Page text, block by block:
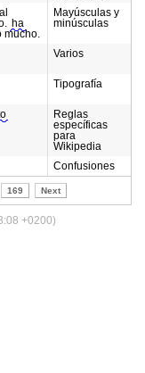
ha
mucho.
Mayúsculas y
minúsculas
Varios
Tipografía
Reglas
específicas
para
Wikipedia
Confusiones
169 Next
+0200)